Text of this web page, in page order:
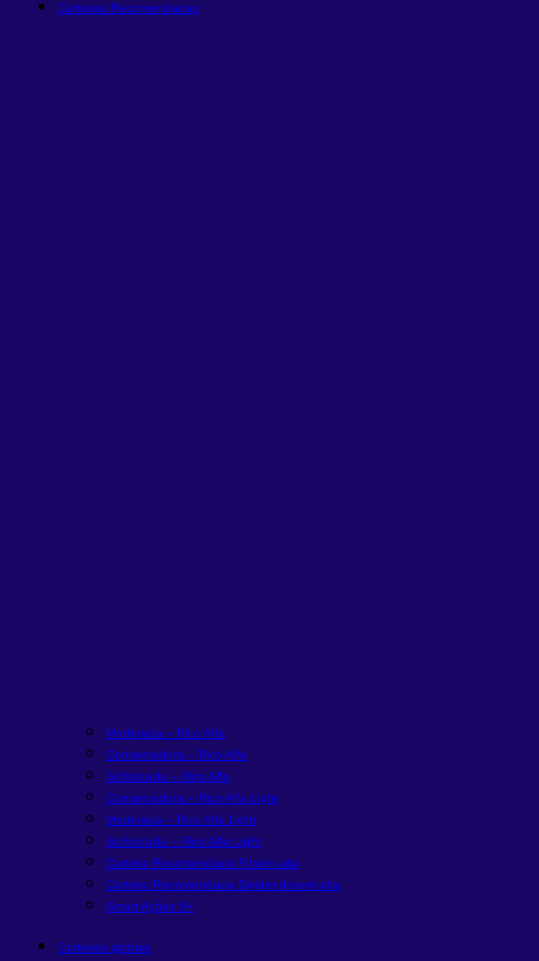
Carteiras Recomendadas
Moderada – Rico Alfa
Conservadora – Rico Alfa
Sofisticada – Rico Alfa
Conservadora – Rico Alfa Light
Moderada – Rico Alfa Light
Sofisticada – Rico Alfa Light
Carteira Recomendada FIIsem alta
Carteira Recomendada Dividendosem alta
Smart Ações 5+
Carteiras globais